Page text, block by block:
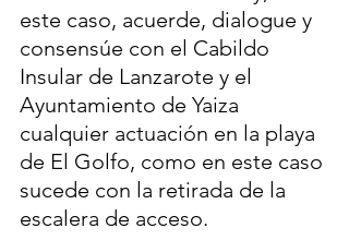
este caso, acuerde, dialogue y
consensúe con el Cabildo
Insular de Lanzarote y el
Ayuntamiento de Yaiza
cualquier actuación en la playa
de El Golfo, como en este caso
sucede con la retirada de la
escalera de acceso.